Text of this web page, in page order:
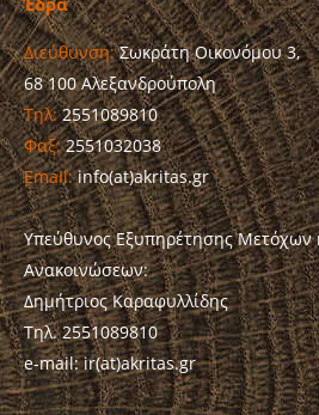
Διεύθυνση:Σωκράτη Οικονόμου 3,
68 100 Αλεξανδρούπολη
Τηλ:2551089810
Φαξ:2551032038
Email:info(at)akritas.gr
Υπεύθυνος Εξυπηρέτησης Μετόχων
Ανακοινώσεων:
Δημήτριος Καραφυλλίδης
Τηλ. 2551089810
e-mail: ir(at)akritas.gr